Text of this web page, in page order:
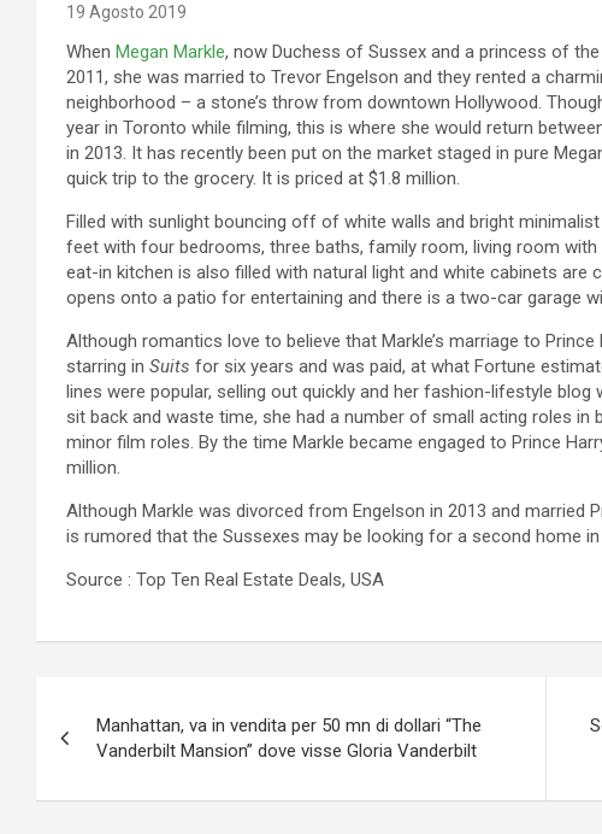
19 Agosto 2019
When Megan Markle, now Duchess of Sussex and a princess of
2011, she was married to Trevor Engelson and they rented a
neighborhood – a stone’s throw from downtown Hollywood.
year in Toronto while filming, this is where she would return
in 2013. It has recently been put on the market staged in pure
quick trip to the grocery. It is priced at $1.8 million.
Filled with sunlight bouncing off of white walls and bright
feet with four bedrooms, three baths, family room, living room with
eat-in kitchen is also filled with natural light and white cabinets are
opens onto a patio for entertaining and there is a two-car garage
Although romantics love to believe that Markle’s marriage to
starring in Suits for six years and was paid, at what Fortune
lines were popular, selling out quickly and her fashion-lifestyle blog
sit back and waste time, she had a number of small acting roles
minor film roles. By the time Markle became engaged to Prince
million.
Although Markle was divorced from Engelson in 2013 and married
is rumored that the Sussexes may be looking for a second home in
Source : Top Ten Real Estate Deals, USA
articoli
Manhattan, va in vendita per 50 mn di dollari “The
Vanderbilt Mansion” dove visse Gloria Vanderbilt